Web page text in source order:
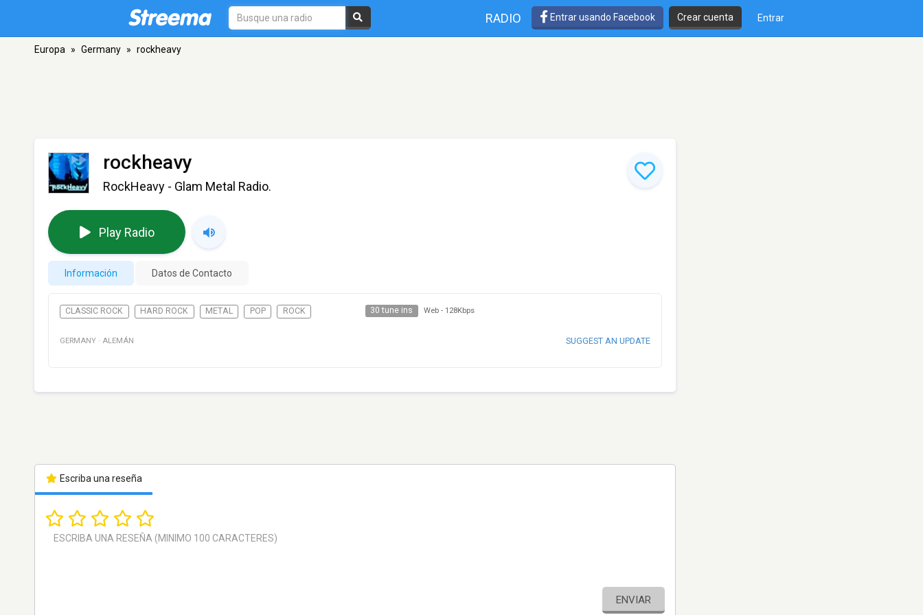
RADIO Entrar usando Facebook Crear cuenta Entrar
Europa » Germany » rockheavy
rockheavy
RockHeavy - Glam Metal Radio.
Play Radio
Información Datos de Contacto
CLASSIC ROCK HARD ROCK METAL POP ROCK 30 tune ins Web - 128Kbps
GERMANY · ALEMÁN SUGGEST AN UPDATE
Escriba una reseña
ENVIAR